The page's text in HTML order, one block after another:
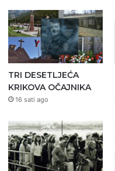
TRI DESETLJEĆA
KRIKOVA OČAJNIKA
16 sati ago